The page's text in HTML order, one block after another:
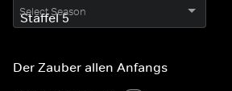
Select Season
Der Zauber allen Anfangs